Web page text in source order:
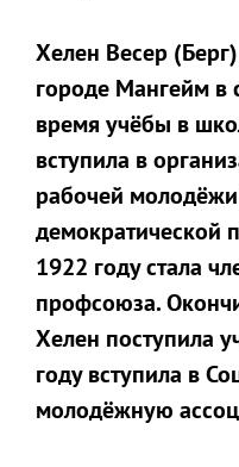
Хелен Весер
городе Мангейм в
время учёбы в
вступила в
рабочей
демократической
1922 году стала
профсоюза.
Хелен поступила
году вступила в
молодёжную